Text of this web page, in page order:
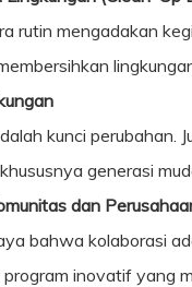
rutin mengadakan
kunci perubahan.
generasi
dan
bahwa kolaborasi
inovatif yang